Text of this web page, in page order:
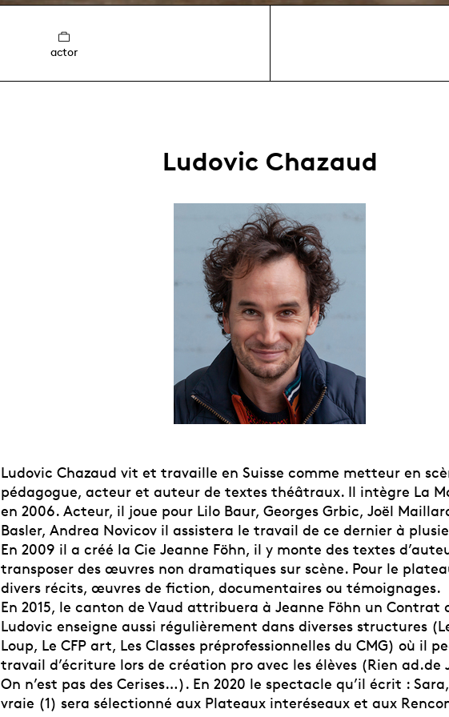
actor
Ludovic Chazaud
Ludovic Chazaud vit et travaille en Suisse comme metteur en
pédagogue, acteur et auteur de textes théâtraux. Il intègre La
en 2006. Acteur, il joue pour Lilo Baur, Georges Grbic, Joël
Basler, Andrea Novicov il assistera le travail de ce dernier à
En 2009 il a créé la Cie Jeanne Föhn, il y monte des textes
transposer des œuvres non dramatiques sur scène. Pour le
divers récits, œuvres de fiction, documentaires ou témoignages.
En 2015, le canton de Vaud attribuera à Jeanne Föhn un Contrat
Ludovic enseigne aussi régulièrement dans diverses structures
Loup, Le CFP art, Les Classes préprofessionnelles du CMG) où il
travail d’écriture lors de création pro avec les élèves (Rien ad.de
On n’est pas des Cerises…). En 2020 le spectacle qu’il écrit :
vraie (1) sera sélectionné aux Plateaux interéseaux et aux